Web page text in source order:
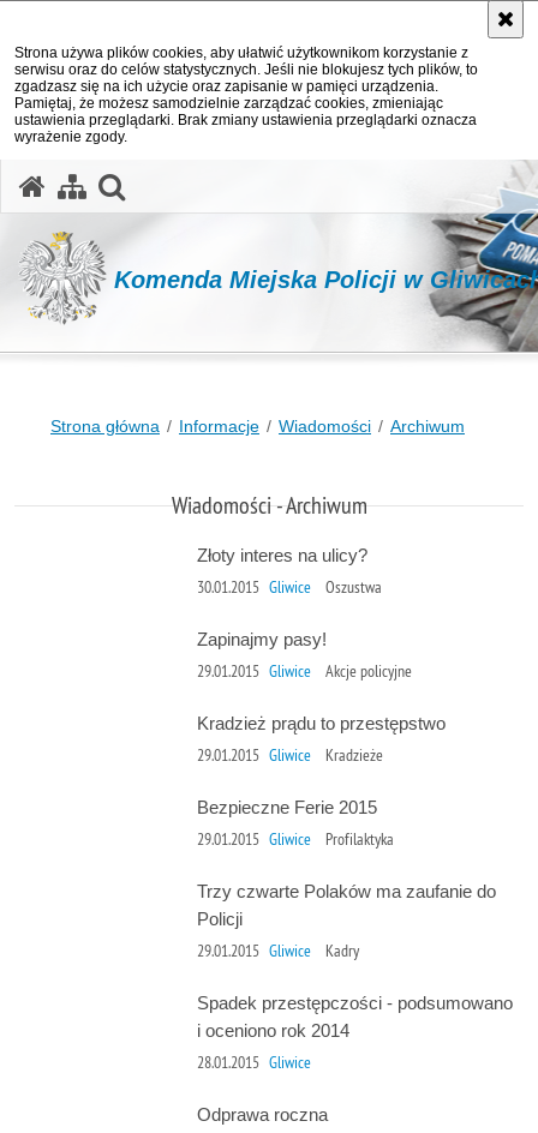
Strona używa plików cookies, aby ułatwić użytkownikom korzystanie z
serwisu oraz do celów statystycznych. Jeśli nie blokujesz tych plików, to
zgadzasz się na ich użycie oraz zapisanie w pamięci urządzenia.
Pamiętaj, że możesz samodzielnie zarządzać cookies, zmieniając
ustawienia przeglądarki. Brak zmiany ustawienia przeglądarki oznacza
wyrażenie zgody.
Komenda Miejska Policji w
Strona główna Informacje Wiadomości Archiwum
Wiadomości - Archiwum
Złoty interes na ulicy?
30.01.2015 Gliwice Oszustwa
Zapinajmy pasy!
29.01.2015 Gliwice Akcje policyjne
Kradzież prądu to przestępstwo
29.01.2015 Gliwice Kradzieże
Bezpieczne Ferie 2015
29.01.2015 Gliwice Profilaktyka
Trzy czwarte Polaków ma zaufanie do
Policji
29.01.2015 Gliwice Kadry
Spadek przestępczości - podsumowano
i oceniono rok 2014
28.01.2015 Gliwice
Odprawa roczna